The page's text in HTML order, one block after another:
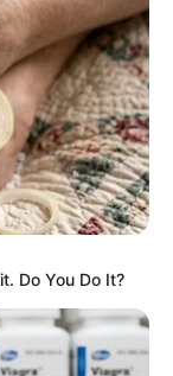
Do You Do It?